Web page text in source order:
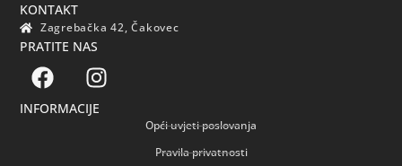
KONTAKT
Zagrebačka 42, Čakovec
PRATITE NAS
INFORMACIJE
Opći uvjeti poslovanja
Pravila privatnosti